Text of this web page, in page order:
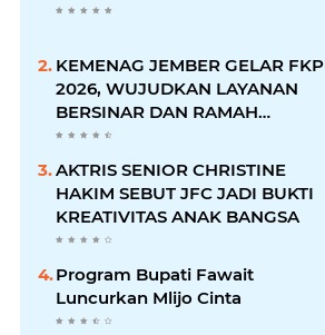
KEMENAG JEMBER GELAR FKP
2026, WUJUDKAN LAYANAN
BERSINAR DAN RAMAH
DISABILITAS
AKTRIS SENIOR CHRISTINE
HAKIM SEBUT JFC JADI BUKTI
KREATIVITAS ANAK BANGSA
Program Bupati Fawait
Luncurkan Mlijo Cinta